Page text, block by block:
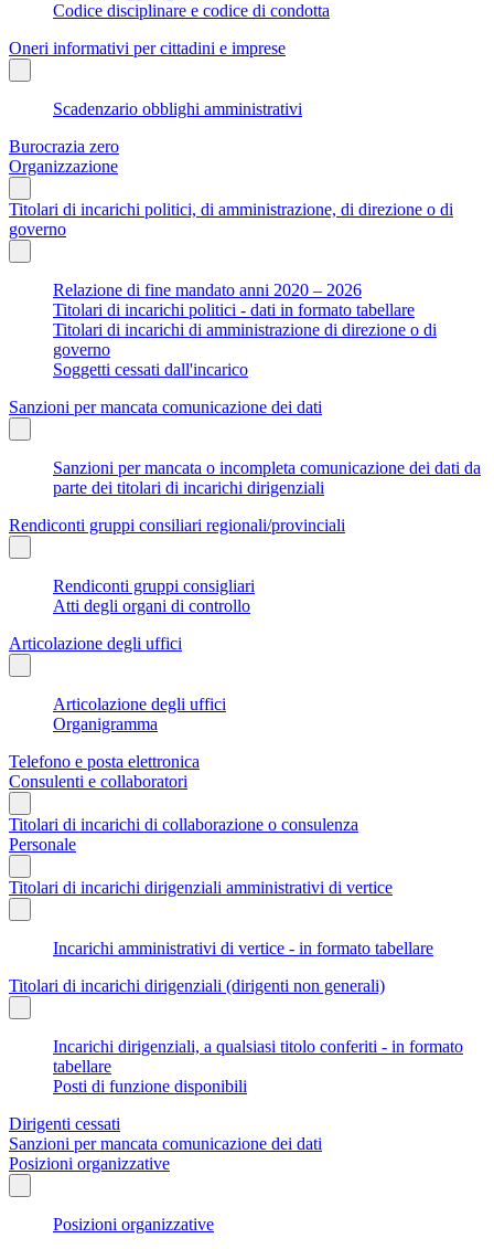
Codice disciplinare e codice di condotta
Oneri informativi per cittadini e imprese
Scadenzario obblighi amministrativi
Burocrazia zero
Organizzazione
Titolari di incarichi politici, di amministrazione, di direzione o di
governo
Relazione di fine mandato anni 2020 – 2026
Titolari di incarichi politici - dati in formato tabellare
Titolari di incarichi di amministrazione di direzione o di
governo
Soggetti cessati dall'incarico
Sanzioni per mancata comunicazione dei dati
Sanzioni per mancata o incompleta comunicazione dei dati da
parte dei titolari di incarichi dirigenziali
Rendiconti gruppi consiliari regionali/provinciali
Rendiconti gruppi consigliari
Atti degli organi di controllo
Articolazione degli uffici
Articolazione degli uffici
Organigramma
Telefono e posta elettronica
Consulenti e collaboratori
Titolari di incarichi di collaborazione o consulenza
Personale
Titolari di incarichi dirigenziali amministrativi di vertice
Incarichi amministrativi di vertice - in formato tabellare
Titolari di incarichi dirigenziali (dirigenti non generali)
Incarichi dirigenziali, a qualsiasi titolo conferiti - in formato
tabellare
Posti di funzione disponibili
Dirigenti cessati
Sanzioni per mancata comunicazione dei dati
Posizioni organizzative
Posizioni organizzative